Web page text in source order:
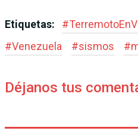
Etiquetas: #
#Venezuela #sismos #
Déjanos tus